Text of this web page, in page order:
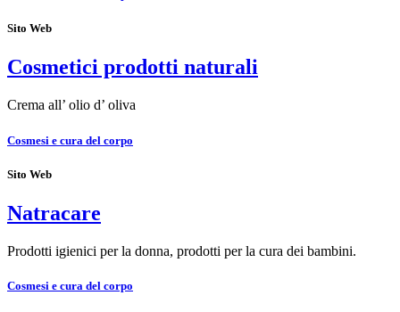
Sito Web
Cosmetici prodotti naturali
Crema all’ olio d’ oliva
Cosmesi e cura del corpo
Sito Web
Natracare
Prodotti igienici per la donna, prodotti per la cura dei bambini.
Cosmesi e cura del corpo